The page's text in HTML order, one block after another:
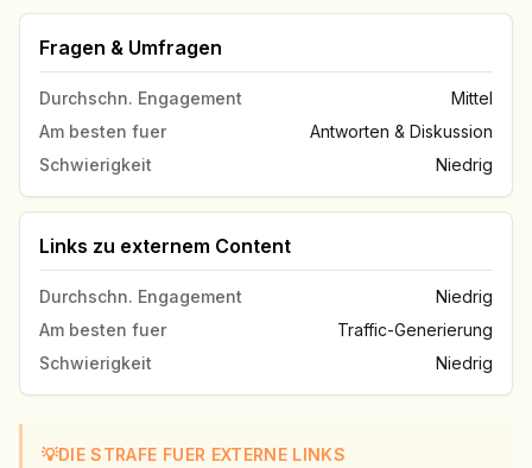
Fragen & Umfragen
Durchschn. Engagement
Mittel
Am besten fuer
Antworten & Diskussion
Schwierigkeit
Niedrig
Links zu externem Content
Durchschn. Engagement
Niedrig
Am besten fuer
Traffic-Generierung
Schwierigkeit
Niedrig
💡DIE STRAFE FUER EXTERNE LINKS